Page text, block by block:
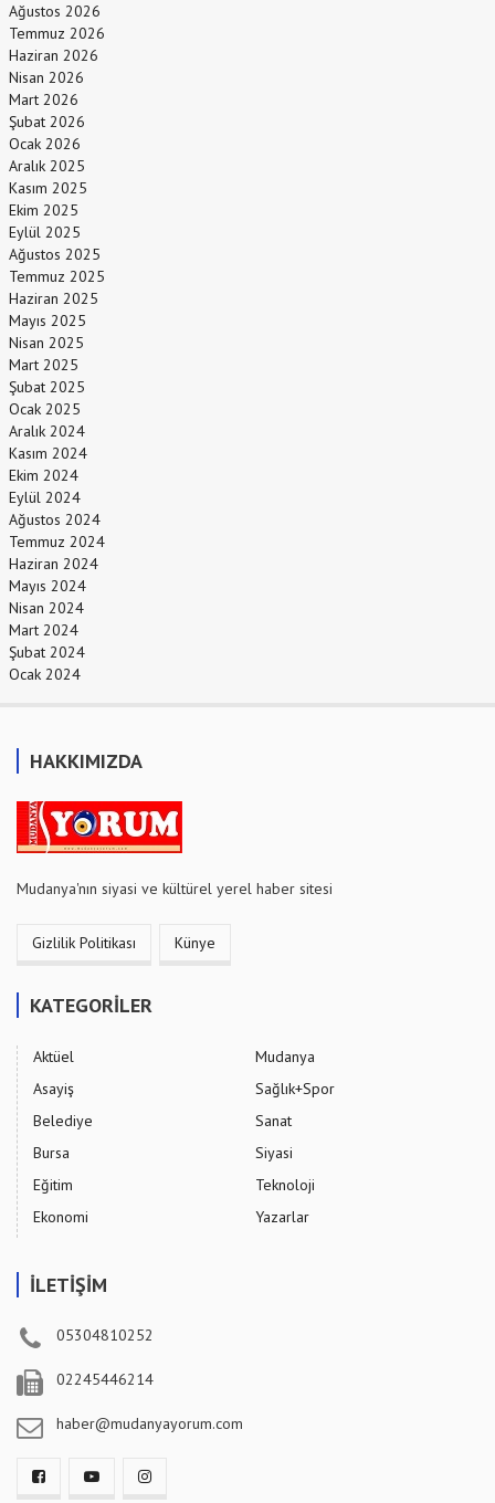
Ağustos 2026
Temmuz 2026
Haziran 2026
Nisan 2026
Mart 2026
Şubat 2026
Ocak 2026
Aralık 2025
Kasım 2025
Ekim 2025
Eylül 2025
Ağustos 2025
Temmuz 2025
Haziran 2025
Mayıs 2025
Nisan 2025
Mart 2025
Şubat 2025
Ocak 2025
Aralık 2024
Kasım 2024
Ekim 2024
Eylül 2024
Ağustos 2024
Temmuz 2024
Haziran 2024
Mayıs 2024
Nisan 2024
Mart 2024
Şubat 2024
Ocak 2024
HAKKIMIZDA
Mudanya'nın siyasi ve kültürel yerel haber sitesi
Gizlilik Politikası Künye
KATEGORİLER
Aktüel
Asayiş
Belediye
Bursa
Eğitim
Ekonomi
Mudanya
Sağlık+Spor
Sanat
Siyasi
Teknoloji
Yazarlar
İLETİŞİM
05304810252
02245446214
haber@mudanyayorum.com